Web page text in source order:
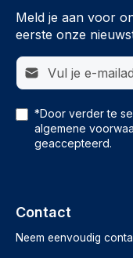
Meld je aan voor
eerste onze
E-mailadres*
*Door verder te
algemene
geaccepteerd.
Contact
Neem eenvoudig